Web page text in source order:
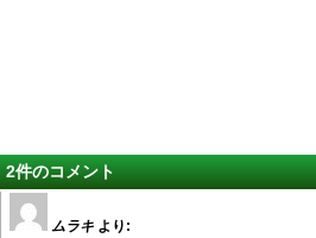
2件のコメント
ムラキ より: